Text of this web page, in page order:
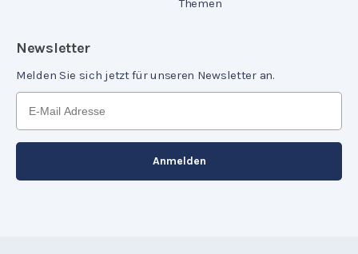
Themen
Newsletter
Melden Sie sich jetzt für unseren Newsletter an.